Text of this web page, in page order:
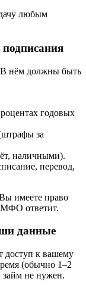
любым
подписания
нём должны быть
годовых
за
наличными).
перевод,
имеете право
МФО ответит.
данные
доступ к вашему
(обычно 1–2
займ не нужен.